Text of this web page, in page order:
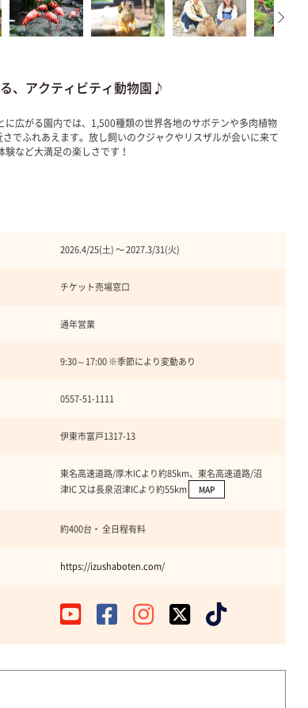
、アクティビティ動物園♪
広がる園内では、1,500種類の世界各地のサボテンや多肉植物
でふれあえます。放し飼いのクジャクやリスザルが会いに来て
など大満足の楽しさです！
2026.4/25(土) 〜 2027.3/31(火)
チケット売場窓口
通年営業
9:30～17:00 ※季節により変動あり
0557-51-1111
伊東市富戸1317-13
東名高速道路/厚木ICより約85km、東名高速道路/沼
津IC 又は長泉沼津ICより約55km
MAP
約400台・ 全日程有料
https://izushaboten.com/